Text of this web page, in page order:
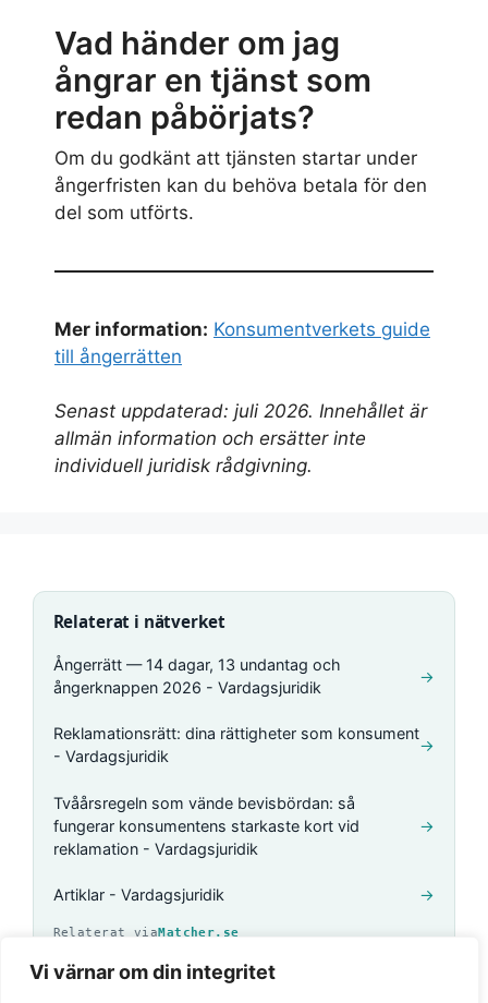
Vi värnar om din integritet
Vad händer om jag
ångrar en tjänst som
redan påbörjats?
Om du godkänt att tjänsten startar under
ångerfristen kan du behöva betala för den
del som utförts.
Mer information: Konsumentverkets guide
till ångerrätten
Senast uppdaterad: juli 2026. Innehållet är
allmän information och ersätter inte
individuell juridisk rådgivning.
Relaterat i nätverket
Ångerrätt — 14 dagar, 13 undantag och
ångerknappen 2026 - Vardagsjuridik
→
Reklamationsrätt: dina rättigheter som konsument
- Vardagsjuridik
→
Tvåårsregeln som vände bevisbördan: så
fungerar konsumentens starkaste kort vid
reklamation - Vardagsjuridik
→
Artiklar - Vardagsjuridik →
Relaterat viaMatcher.se